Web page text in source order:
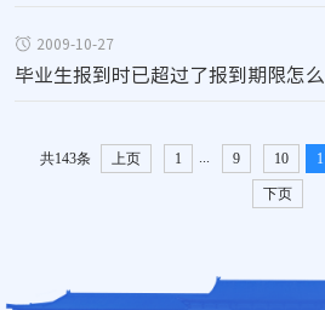
2009-10-27
毕业生报到时已超过了报到期限怎么
共143条 上页 1 9 10
下页